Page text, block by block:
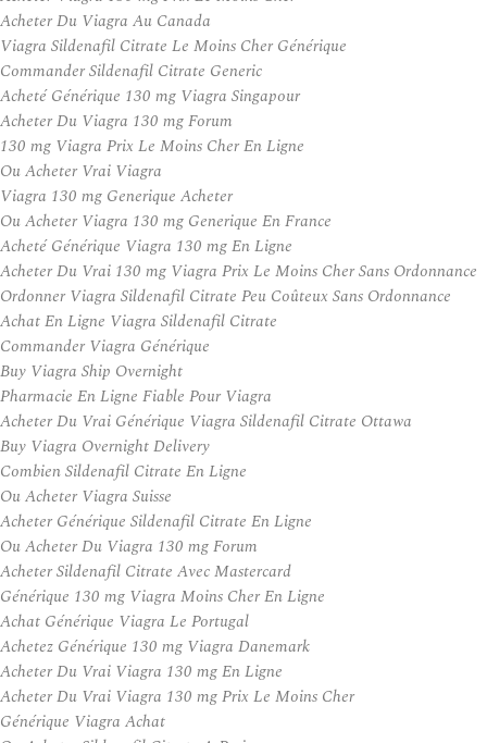
Acheter Du Viagra Au Canada
Viagra Sildenafil Citrate Le Moins Cher Générique
Commander Sildenafil Citrate Generic
Acheté Générique 130 mg Viagra Singapour
Acheter Du Viagra 130 mg Forum
130 mg Viagra Prix Le Moins Cher En Ligne
Ou Acheter Vrai Viagra
Viagra 130 mg Generique Acheter
Ou Acheter Viagra 130 mg Generique En France
Acheté Générique Viagra 130 mg En Ligne
Acheter Du Vrai 130 mg Viagra Prix Le Moins Cher Sans Ordonnance
Ordonner Viagra Sildenafil Citrate Peu Coûteux Sans Ordonnance
Achat En Ligne Viagra Sildenafil Citrate
Commander Viagra Générique
Buy Viagra Ship Overnight
Pharmacie En Ligne Fiable Pour Viagra
Acheter Du Vrai Générique Viagra Sildenafil Citrate Ottawa
Buy Viagra Overnight Delivery
Combien Sildenafil Citrate En Ligne
Ou Acheter Viagra Suisse
Acheter Générique Sildenafil Citrate En Ligne
Ou Acheter Du Viagra 130 mg Forum
Acheter Sildenafil Citrate Avec Mastercard
Générique 130 mg Viagra Moins Cher En Ligne
Achat Générique Viagra Le Portugal
Achetez Générique 130 mg Viagra Danemark
Acheter Du Vrai Viagra 130 mg En Ligne
Acheter Du Vrai Viagra 130 mg Prix Le Moins Cher
Générique Viagra Achat